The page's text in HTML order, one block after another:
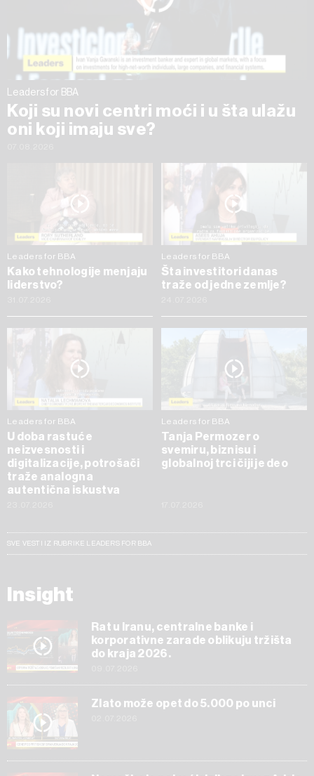
trenutku opozvati bez negativnih posledica.
Leaders for BBA
Koji su novi centri moći i u šta ulažu
oni koji imaju sve?
Leaders for BBA
Kako tehnologije menjaju
liderstvo?
Leaders for BBA
Šta investitori danas
traže od jedne zemlje?
Leaders for BBA
U doba rastuće
neizvesnosti i
digitalizacije, potrošači
traže analogna
autentična iskustva
Leaders for BBA
Tanja Permozer o
svemiru, biznisu i
globalnoj trci čiji je deo
SVE VESTI IZ RUBRIKE LEADERS FOR BBA
Insight
Rat u Iranu, centralne banke i
korporativne zarade oblikuju tržišta
do kraja 2026.
Zlato može opet do 5.000 po unci